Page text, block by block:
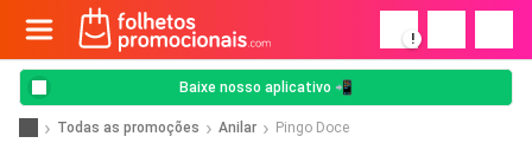
!
Baixe nosso aplicativo 📲
Todas as promoções Anilar Pingo Doce